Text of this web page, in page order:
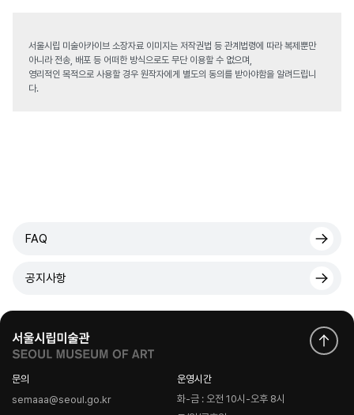
서울시립 미술아카이브 소장자료 이미지는 저작권법 등 관계법령에 따라 복제뿐만
아니라 전송, 배포 등 어떠한 방식으로도 무단 이용할 수 없으며,
영리적인 목적으로 사용할 경우 원작자에게 별도의 동의를 받아야함을 알려드립니
다.
FAQ
공지사항
문의
semaaa@seoul.go.kr
운영시간
화-금 : 오전 10시-오후 8시